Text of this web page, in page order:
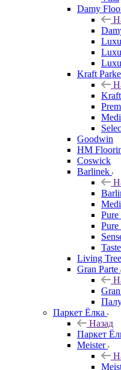
Damy
Kraft
Goodwin
HM
Coswick
Barlinek
Living Tree
Gran Parte
Паркет Ёлка
Назад
Паркет
Meister